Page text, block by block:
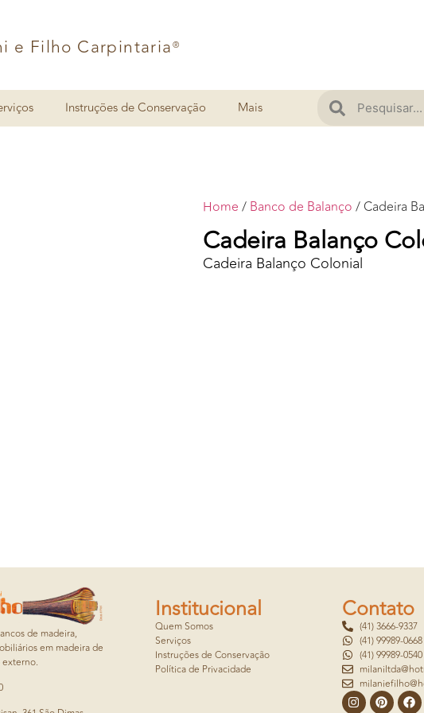
e Filho Carpintaria®
Instruções de Conservação Mais
Home / Banco de Balanço / Cadeira
Cadeira Balanço
Cadeira Balanço Colonial
de madeira,
em madeira de
externo.
Institucional
Quem Somos
Serviços
Instruções de Conservação
Política de Privacidade
Contato
(41) 3666-9337
(41) 99989-
(41) 99989-